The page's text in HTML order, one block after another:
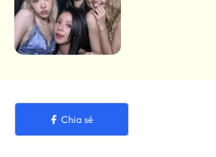
Chia sẻ